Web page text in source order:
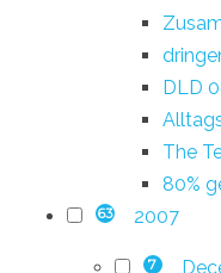
DLD
The
80%
63 2007
7